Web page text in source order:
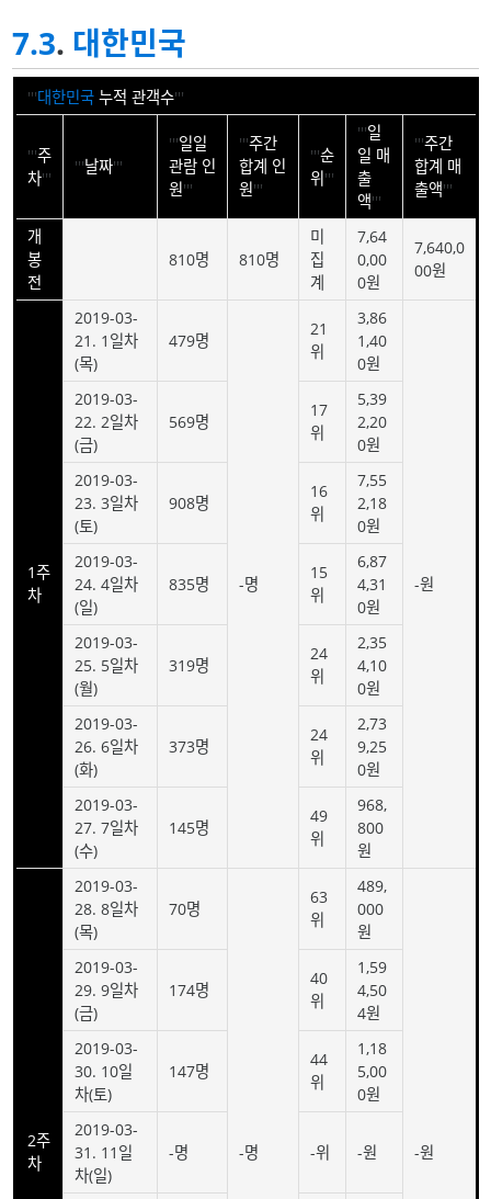
7.3. 대한민국
'''대한민국누적 관객수'''
'''주
차'''
'''날짜'''
'''일일
관람 인
원'''
'''주간
합계 인
원'''
'''순
위 '''
'''일
일 매
출
액'''
'''주간
합계 매
출액'''
개
봉
전
810명 810명
미
집
계
7,64
0,00
0원
7,640,0
00원
1주
차
2019-03-
21. 1일차
(목)
479명
-명
21
위
3,86
1,40
0원
-원
2019-03-
22. 2일차
(금)
569명
17
위
5,39
2,20
0원
2019-03-
23. 3일차
(토)
908명
16
위
7,55
2,18
0원
2019-03-
24. 4일차
(일)
835명
15
위
6,87
4,31
0원
2019-03-
25. 5일차
(월)
319명
24
위
2,35
4,10
0원
2019-03-
26. 6일차
(화)
373명
24
위
2,73
9,25
0원
2019-03-
27. 7일차
(수)
145명
49
위
968,
800
원
2주
차
2019-03-
28. 8일차
(목)
70명
-명
63
위
489,
000
원
-원
2019-03-
29. 9일차
(금)
174명
40
위
1,59
4,50
4원
2019-03-
30. 10일
차(토)
147명
44
위
1,18
5,00
0원
2019-03-
31. 11일
차(일)
-명 -위 -원